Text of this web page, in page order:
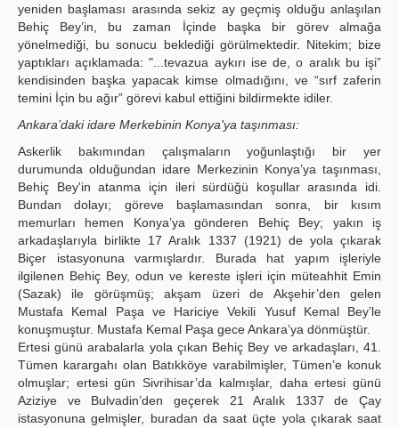
yeniden başlaması arasında sekiz ay geçmiş olduğu anlaşılan
Behiç Bey’in, bu zaman İçinde başka bir görev almağa
yönelmediği, bu sonucu beklediği görülmektedir. Nitekim; bize
yaptıkları açıklamada: "...tevazua aykırı ise de, o aralık bu işi”
kendisinden başka yapacak kimse olmadığını, ve “sırf zaferin
temini İçin bu ağır” görevi kabul ettiğini bildirmekte idiler.
Ankara’daki idare Merkebinin Konya'ya taşınması:
Askerlik bakımından çalışmaların yoğunlaştığı bir yer
durumunda olduğundan idare Merkezinin Konya’ya taşınması,
Behiç Bey'in atanma için ileri sürdüğü koşullar arasında idi.
Bundan dolayı; göreve başlamasından sonra, bir kısım
memurları hemen Konya’ya gönderen Behiç Bey; yakın iş
arkadaşlarıyla birlikte 17 Aralık 1337 (1921) de yola çıkarak
Biçer istasyonuna varmışlardır. Burada hat yapım işleriyle
ilgilenen Behiç Bey, odun ve kereste işleri için müteahhit Emin
(Sazak) ile görüşmüş; akşam üzeri de Akşehir’den gelen
Mustafa Kemal Paşa ve Hariciye Vekili Yusuf Kemal Bey’le
konuşmuştur. Mustafa Kemal Paşa gece Ankara’ya dönmüştür.
Ertesi günü arabalarla yola çıkan Behiç Bey ve arkadaşları, 41.
Tümen karargahı olan Batıkköye varabilmişler, Tümen’e konuk
olmuşlar; ertesi gün Sivrihisar’da kalmışlar, daha ertesi günü
Aziziye ve Bulvadin’den geçerek 21 Aralık 1337 de Çay
istasyonuna gelmişler, buradan da saat üçte yola çıkarak saat